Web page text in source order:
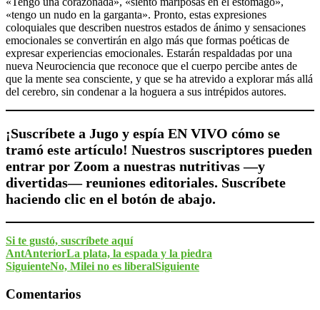
«tengo un nudo en la garganta». Pronto, estas expresiones
coloquiales que describen nuestros estados de ánimo y sensaciones
emocionales se convertirán en algo más que formas poéticas de
expresar experiencias emocionales. Estarán respaldadas por una
nueva Neurociencia que reconoce que el cuerpo percibe antes de
que la mente sea consciente, y que se ha atrevido a explorar más allá
del cerebro, sin condenar a la hoguera a sus intrépidos autores.
¡Suscríbete a Jugo y espía EN VIVO cómo se
tramó este artículo! Nuestros suscriptores pueden
entrar por Zoom a nuestras nutritivas —y
divertidas— reuniones editoriales. Suscríbete
haciendo clic en el botón de abajo.
Si te gustó, suscríbete aquí
AntAnteriorLa plata, la espada y la piedra
SiguienteNo, Milei no es liberalSiguiente
Comentarios